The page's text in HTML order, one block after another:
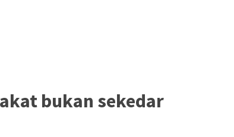
bukan sekedar